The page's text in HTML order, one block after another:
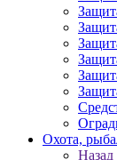
Охота,
Назад